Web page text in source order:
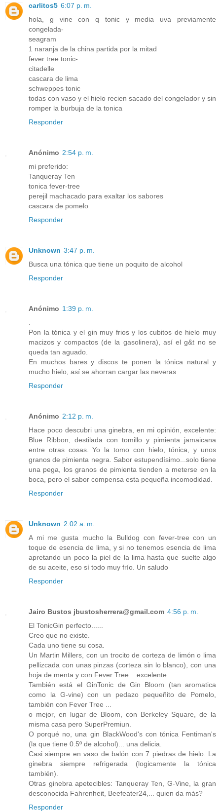
carlitos5 6:07 p. m.
hola, g vine con q tonic y media uva previamente
congelada-
seagram
1 naranja de la china partida por la mitad
fever tree tonic-
citadelle
cascara de lima
schweppes tonic
todas con vaso y el hielo recien sacado del congelador y sin
romper la burbuja de la tonica
Responder
Anónimo 2:54 p. m.
mi preferido:
Tanqueray Ten
tonica fever-tree
perejil machacado para exaltar los sabores
cascara de pomelo
Responder
Unknown 3:47 p. m.
Busca una tónica que tiene un poquito de alcohol
Responder
Anónimo 1:39 p. m.
Pon la tónica y el gin muy frios y los cubitos de hielo muy
macizos y compactos (de la gasolinera), así el g&t no se
queda tan aguado.
En muchos bares y discos te ponen la tónica natural y
mucho hielo, así se ahorran cargar las neveras
Responder
Anónimo 2:12 p. m.
Hace poco descubri una ginebra, en mi opinión, excelente:
Blue Ribbon, destilada con tomillo y pimienta jamaicana
entre otras cosas. Yo la tomo con hielo, tónica, y unos
granos de pimienta negra. Sabor estupendísimo...solo tiene
una pega, los granos de pimienta tienden a meterse en la
boca, pero el sabor compensa esta pequeña incomodidad.
Responder
Unknown 2:02 a. m.
A mi me gusta mucho la Bulldog con fever-tree con un
toque de esencia de lima, y si no tenemos esencia de lima
apretando un poco la piel de la lima hasta que suelte algo
de su aceite, eso sí todo muy frío. Un saludo
Responder
Jairo Bustos jbustosherrera@gmail.com 4:56 p. m.
El TonicGin perfecto......
Creo que no existe.
Cada uno tiene su cosa.
Un Martin Millers, con un trocito de corteza de limón o lima
pellizcada con unas pinzas (corteza sin lo blanco), con una
hoja de menta y con Fever Tree... excelente.
También está el GinTonic de Gin Bloom (tan aromatica
como la G-vine) con un pedazo pequeñito de Pomelo,
también con Fever Tree ...
o mejor, en lugar de Bloom, con Berkeley Square, de la
misma casa pero SuperPremiun.
O porqué no, una gin BlackWood's con tónica Fentiman's
(la que tiene 0.5º de alcohol)... una delicia.
Casi siempre en vaso de balón con 7 piedras de hielo. La
ginebra siempre refrigerada (logicamente la tónica
también).
Otras ginebra apetecibles: Tanqueray Ten, G-Vine, la gran
desconocida Fahrenheit, Beefeater24,... quien da más?
Responder